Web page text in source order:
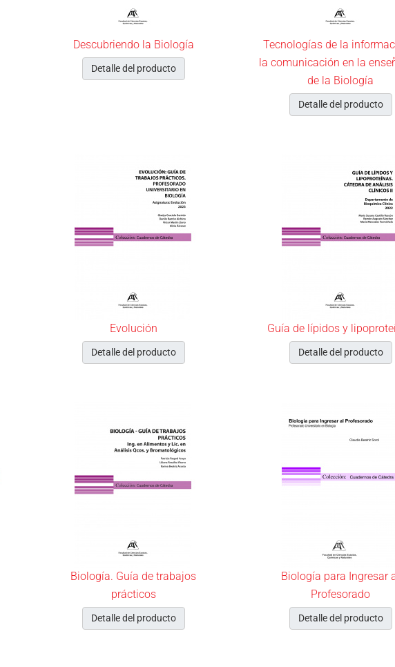
Descubriendo la Biología
Detalle del producto
Tecnologías de la
la comunicación en la
de la Biología
Detalle del producto
Evolución
Detalle del producto
Guía de lípidos y
Detalle del producto
Biología. Guía de trabajos
prácticos
Detalle del producto
Biología para Ingresar
Profesorado
Detalle del producto